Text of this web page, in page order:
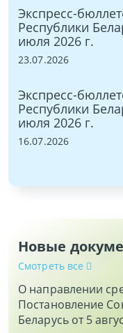
Экспресс-
Республики
июля 2026 г.
23.07.2026
Экспресс-
Республики
июля 2026 г.
16.07.2026
Новые
Смотреть все
О направлении
Постановление
Беларусь от 5